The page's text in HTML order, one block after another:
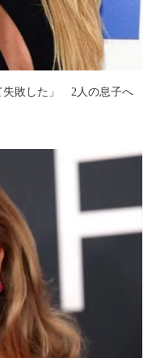
失敗した」 2人の息子へ